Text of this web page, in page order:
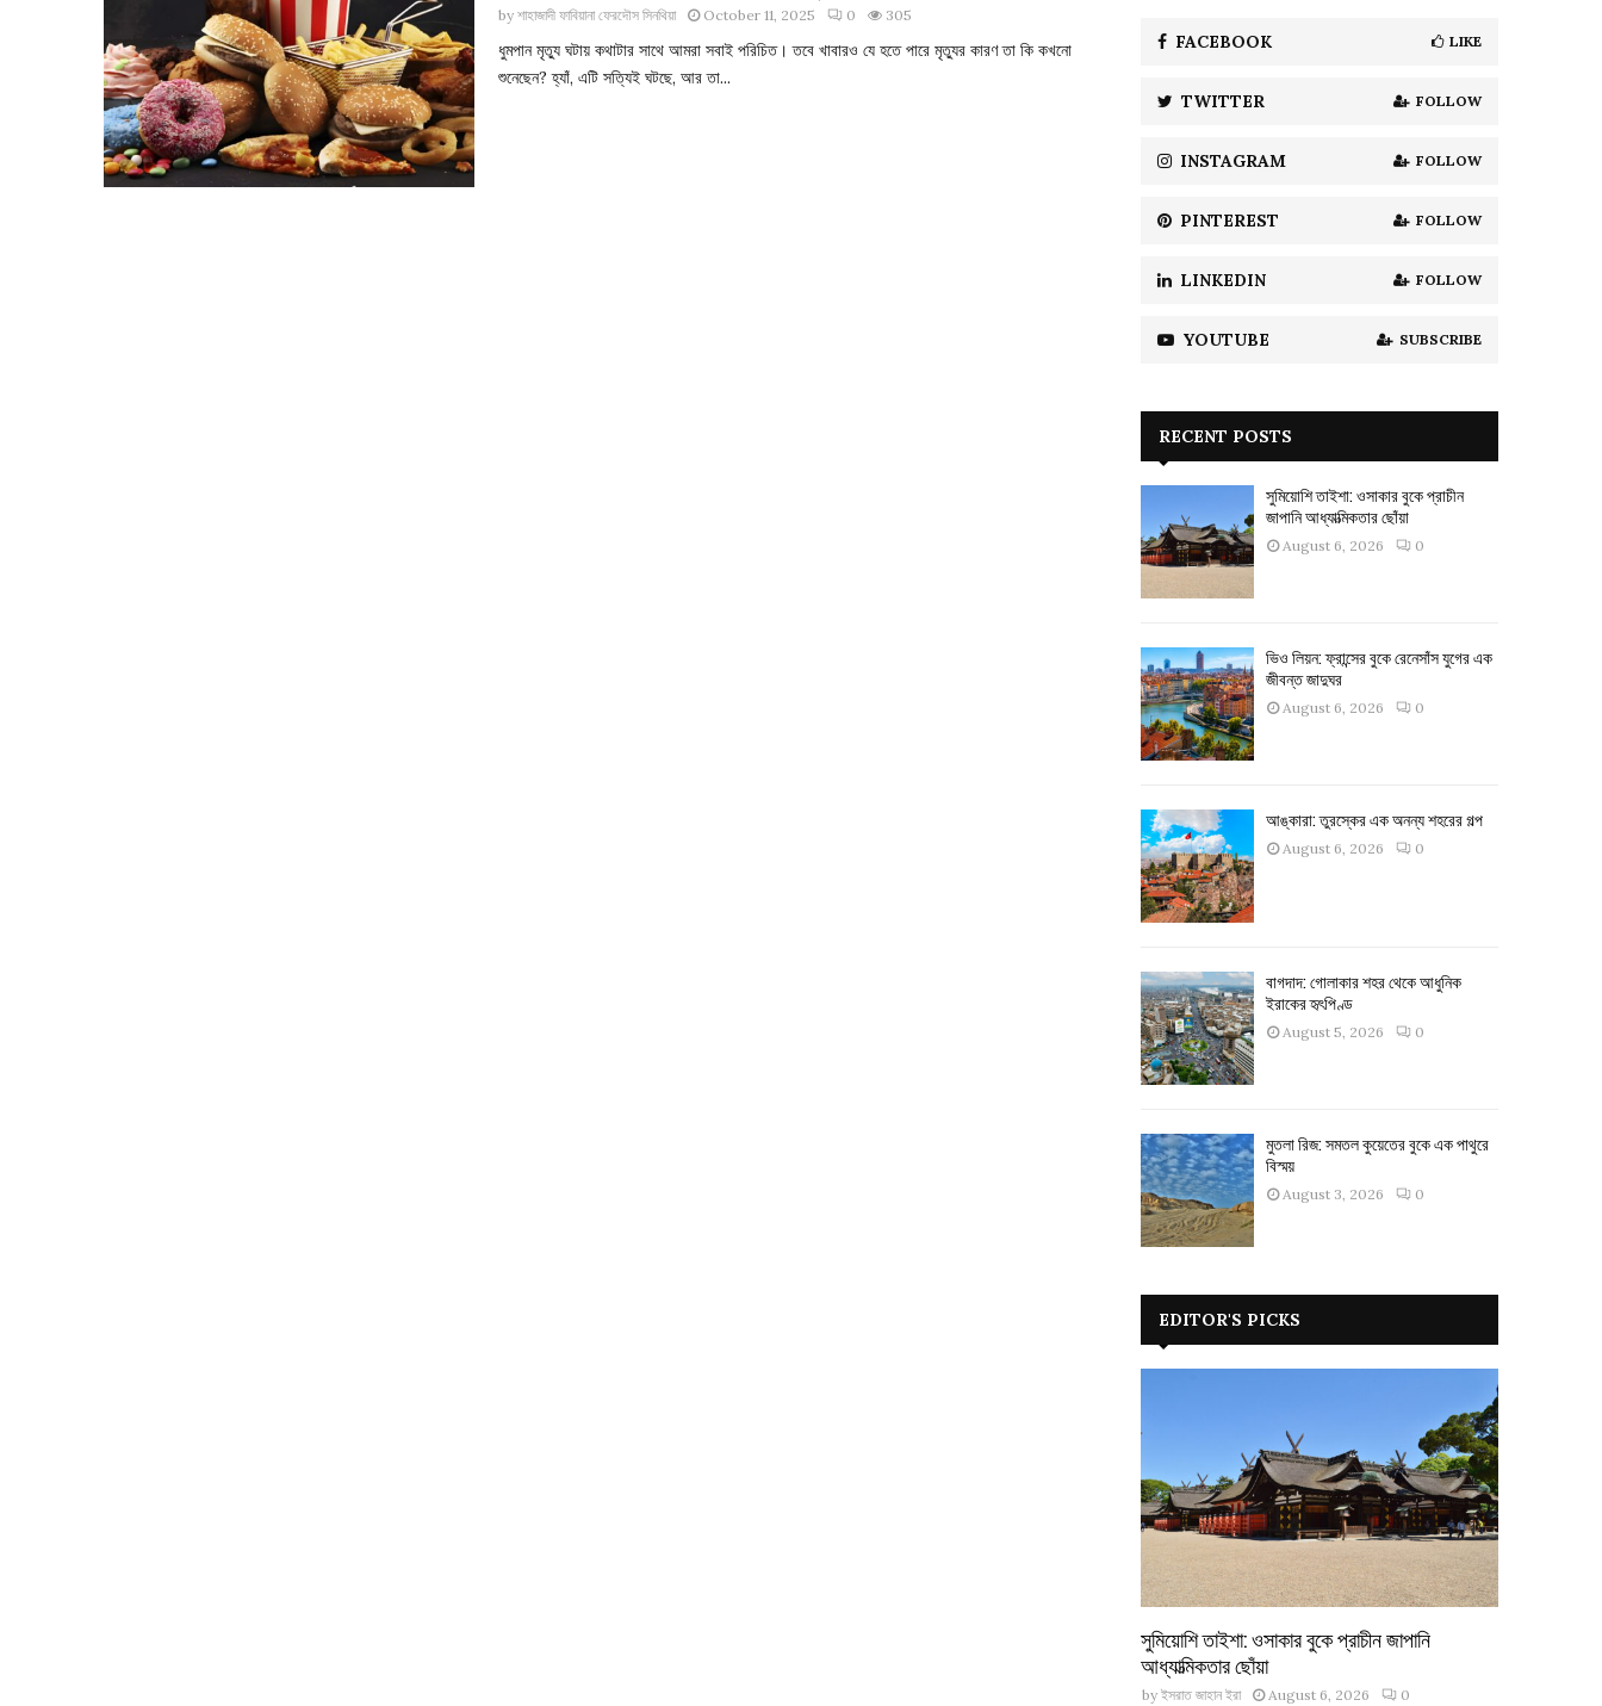
byশাহাজাদী ফাবিয়ানা ফেরদৌস সিনথিয়া October 11, 2025 0 305
ধুমপান মৃত্যু ঘটায় কথাটার সাথে আমরা সবাই পরিচিত। তবে খাবারও যে হতে পারে মৃত্যুর কারণ তা কি কখনো
শুনেছেন? হ্যাঁ, এটি সত্যিই ঘটছে, আর তা...
C
H
FACEBOOK LIKE
TWITTER FOLLOW
INSTAGRAM FOLLOW
PINTEREST FOLLOW
LINKEDIN FOLLOW
YOUTUBE SUBSCRIBE
RECENT POSTS
সুমিয়োশি তাইশা: ওসাকার বুকে প্রাচীন
জাপানি আধ্যাত্মিকতার ছোঁয়া
August 6, 2026 0
ভিও লিয়ন: ফ্রান্সের বুকে রেনেসাঁস যুগের এক
জীবন্ত জাদুঘর
August 6, 2026 0
আঙ্কারা: তুরস্কের এক অনন্য শহরের গল্প
August 6, 2026 0
বাগদাদ: গোলাকার শহর থেকে আধুনিক
ইরাকের হৃৎপিণ্ড
August 5, 2026 0
মুতলা রিজ: সমতল কুয়েতের বুকে এক পাথুরে
বিস্ময়
August 3, 2026 0
EDITOR'S PICKS
সুমিয়োশি তাইশা: ওসাকার বুকে প্রাচীন জাপানি
আধ্যাত্মিকতার ছোঁয়া
by ইসরাত জাহান ইরা August 6, 2026 0